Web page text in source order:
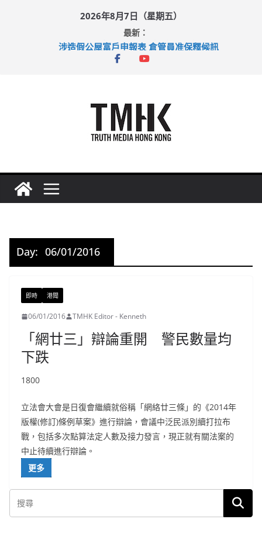
2026年8月7日（星期五）
最新：
巴士非禮女學生 六旬漢判囚四月
涉造假公屋富戶申報表 倉管員准保釋候訊
足球盛會次場激戰 祖雲達斯挫車路士
Day: 06/01/2016
即時 港聞
06/01/2016 TMHK Editor - Kenneth
「網廿三」辯論重開 警民數量均
下跌
1800
立法會大會是日復會繼續就俗稱「網絡廿三條」的《2014年
版權(修訂)條例草案》進行辯論，會議中泛民派別續打拉布
戰，包括多次點算法定人數及接力發言，現正就有關法案的
中止待續進行辯論。
更多